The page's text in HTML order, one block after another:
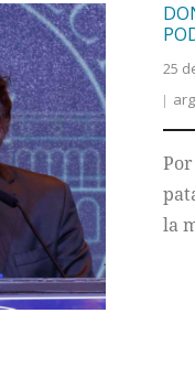
25
la